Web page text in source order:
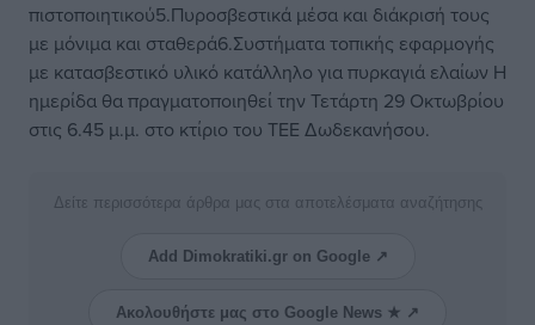
πιστοποιητικού5.Πυροσβεστικά μέσα και διάκρισή τους
με μόνιμα και σταθερά6.Συστήματα τοπικής εφαρμογής
με κατασβεστικό υλικό κατάλληλο για πυρκαγιά ελαίων Η
ημερίδα θα πραγματοποιηθεί την Τετάρτη 29 Οκτωβρίου
στις 6.45 μ.μ. στο κτίριο του ΤΕΕ Δωδεκανήσου.
Δείτε περισσότερα άρθρα μας στα αποτελέσματα αναζήτησης
Add Dimokratiki.gr on Google ↗
Ακολουθήστε μας στο Google News ★ ↗